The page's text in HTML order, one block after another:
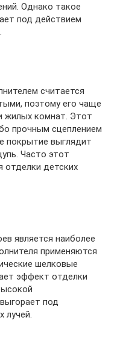
Однако такое
под действием
считается
поэтому его чаще
жилых комнат. Этот
прочным сцеплением
покрытие выглядит
Часто этот
отделки детских
является наиболее
применяются
шелковые
эффект отделки
под
лучей.